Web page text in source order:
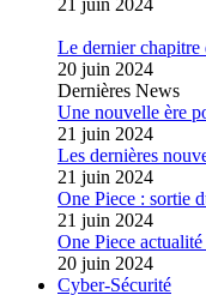
21 juin 2024
Le dernier chapitre
20 juin 2024
Dernières News
Une nouvelle ère
21 juin 2024
Les dernières
21 juin 2024
One Piece : sortie
21 juin 2024
One Piece
20 juin 2024
Cyber-Sécurité